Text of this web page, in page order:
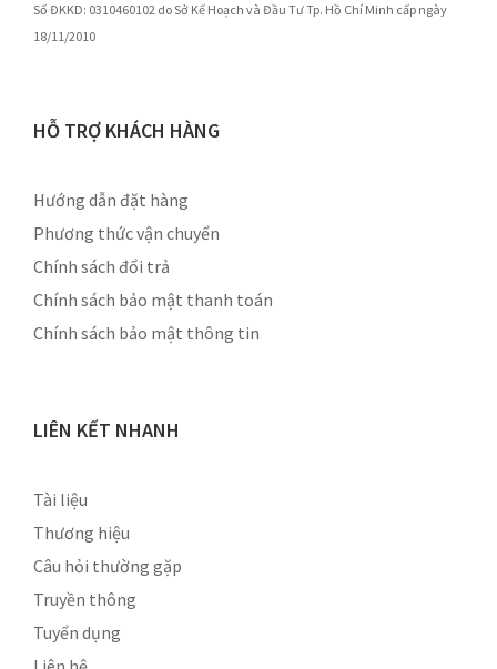
Số ĐKKD: 0310460102 do Sở Kế Hoạch và Đầu Tư Tp. Hồ Chí Minh cấp ngày
18/11/2010
HỖ TRỢ KHÁCH HÀNG
Hướng dẫn đặt hàng
Phương thức vận chuyển
Chính sách đổi trả
Chính sách bảo mật thanh toán
Chính sách bảo mật thông tin
LIÊN KẾT NHANH
Tài liệu
Thương hiệu
Câu hỏi thường gặp
Truyền thông
Tuyển dụng